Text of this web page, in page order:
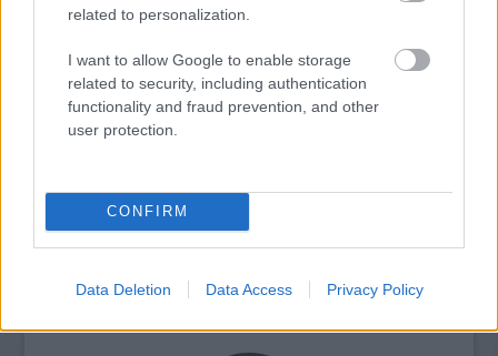
related to personalization.
I want to allow Google to enable storage
related to security, including authentication
functionality and fraud prevention, and other
user protection.
CONFIRM
Data Deletion Data Access Privacy Policy
kultúrájukat népszerűsítik.
Akadnak olyanok is, akik már a csiang
kultúrához kapcsolódó honlapokat
alapítottak, s az internetet a kultúramentés
szolgálatába próbálják állítani.
Forrás:MTI